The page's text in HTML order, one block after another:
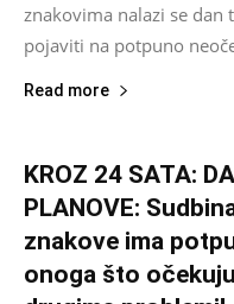
znakovima nalazi se dan
pojaviti na potpuno
Read more
KROZ 24 SATA:
PLANOVE:
znakove ima
onoga što